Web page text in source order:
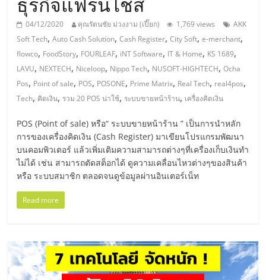
ส
เอ็
มอี
ไทย,
SMEs,
แฟ
รน
ไชส์,
04/12/2020 คุณรัตนชัย ม่วงงาม (เปี๊ยก) 1,769 views
AKK
Soft Tech,Auto Cash Solution,Cash Register,City Soft,e-merchant,
flowco, FoodStory, FOURLEAF, iNT Software, IT & Home, KS 1689,
LAVU, NEXTECH, Niceloop, Nippo Tech, NUSOFT-HIGHTECH,Ocha
Pos, Point of sale, POS, POSONE, Prime Matrix, Real Tech, real4pos,
Tech, คิดเงิน, รวม 20 POS น่าใช้, ระบบขายหน้าร้าน, เครื่องคิดเงิน
POS (Point of sale) หรือ“ ระบบขายหน้าร้าน ” เป็นการนำหลัก
การของเครื่องคิดเงิน (Cash Register) มาเขียนโปรแกรมพัฒนา
บนคอมพิวเตอร์ แล้วเพิ่มเติมความสามารถต่างๆที่เครื่องเก็บเงินทำ
ไม่ได้ เช่น สามารถตัดสต็อกได้ ดูความเคลื่อนไหวต่างๆของสินค้า
หรือ ระบบสมาชิก ตลอดจนดูข้อมูลผ่านอินเตอร์เน็ท
Read more